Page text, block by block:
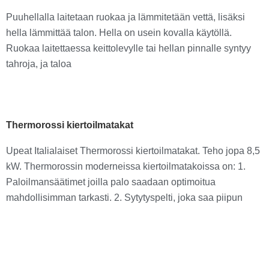
Puuhellalla laitetaan ruokaa ja lämmitetään vettä, lisäksi
hella lämmittää talon. Hella on usein kovalla käytöllä.
Ruokaa laitettaessa keittolevylle tai hellan pinnalle syntyy
tahroja, ja taloa
Thermorossi kiertoilmatakat
Upeat Italialaiset Thermorossi kiertoilmatakat. Teho jopa 8,5
kW. Thermorossin moderneissa kiertoilmatakoissa on: 1.
Paloilmansäätimet joilla palo saadaan optimoitua
mahdollisimman tarkasti. 2. Sytytyspelti, joka saa piipun